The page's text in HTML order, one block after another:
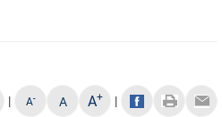
| A- A A+ |